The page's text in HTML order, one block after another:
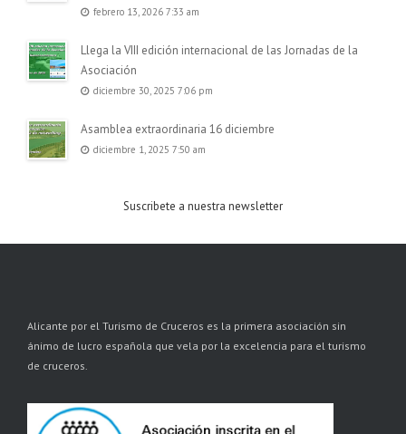
febrero 13, 2026 7:33 am
Llega la VIII edición internacional de las Jornadas de la
Asociación
diciembre 30, 2025 7:06 pm
Asamblea extraordinaria 16 diciembre
diciembre 1, 2025 7:50 am
Suscribete a nuestra newsletter
Alicante por el Turismo de Cruceros es la primera asociación sin
ánimo de lucro española que vela por la excelencia para el turismo
de cruceros.